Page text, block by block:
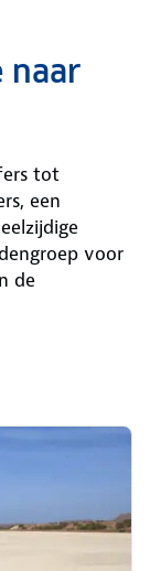
naar
tot
een
voor
de